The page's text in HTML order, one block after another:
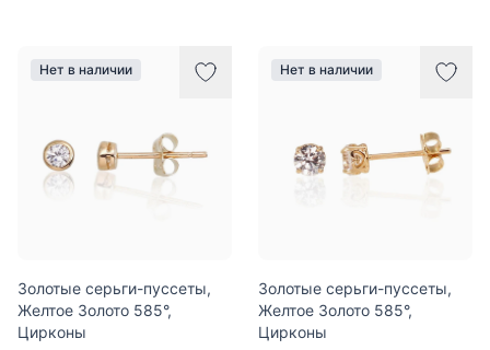
Нет в наличии
Золотые серьги-пуссеты,
Желтое Золото 585°,
Цирконы
Нет в наличии
Золотые серьги-пуссеты,
Желтое Золото 585°,
Цирконы